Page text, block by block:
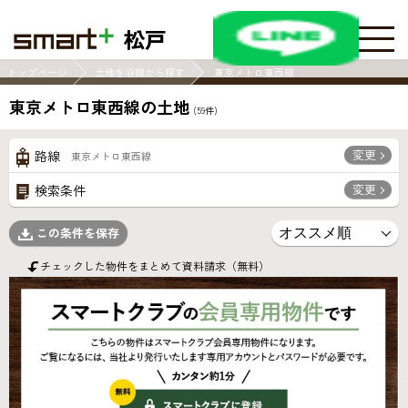
松戸
トップページ 土地を沿線から探す 東京メトロ東西線
東京メトロ東西線の土地 (59件)
路線 東京メトロ東西線 変更
検索条件 変更
この条件を保存
チェックした物件をまとめて資料請求（無料）